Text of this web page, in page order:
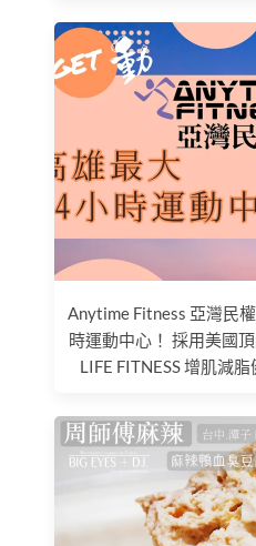
Anytime Fitness 亞灣民
時運動中心！ 採用美國
LIFE FITNESS 增肌減